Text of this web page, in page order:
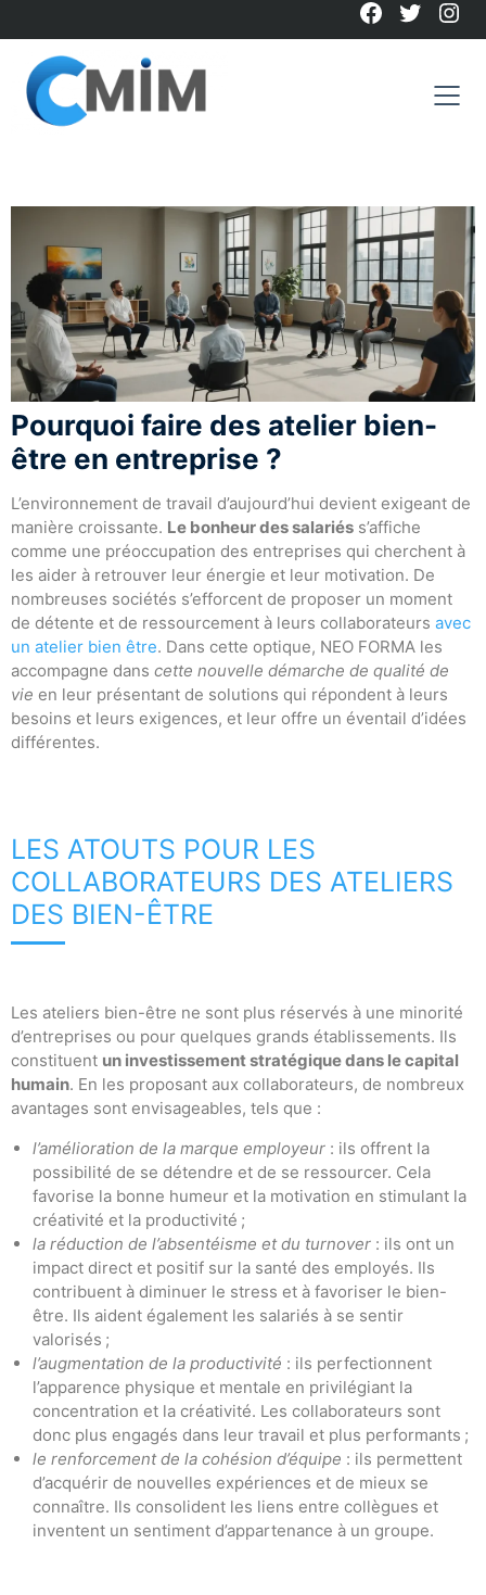
to
content
Facebook
Twitter
Pourquoi faire des atelier bien-
être en entreprise ?
L’environnement de travail d’aujourd’hui devient exigeant de
manière croissante. Le bonheur des salariés s’affiche
comme une préoccupation des entreprises qui cherchent à
les aider à retrouver leur énergie et leur motivation. De
nombreuses sociétés s’efforcent de proposer un moment
de détente et de ressourcement à leurs collaborateurs avec
un atelier bien être. Dans cette optique, NEO FORMA les
accompagne dans cette nouvelle démarche de qualité de
vie en leur présentant de solutions qui répondent à leurs
besoins et leurs exigences, et leur offre un éventail d’idées
différentes.
LES ATOUTS POUR LES
COLLABORATEURS DES ATELIERS
DES BIEN-ÊTRE
Les ateliers bien-être ne sont plus réservés à une minorité
d’entreprises ou pour quelques grands établissements. Ils
constituent un investissement stratégique dans le capital
humain. En les proposant aux collaborateurs, de nombreux
avantages sont envisageables, tels que :
l’amélioration de la marque employeur : ils offrent la
possibilité de se détendre et de se ressourcer. Cela
favorise la bonne humeur et la motivation en stimulant la
créativité et la productivité ;
la réduction de l’absentéisme et du turnover : ils ont un
impact direct et positif sur la santé des employés. Ils
contribuent à diminuer le stress et à favoriser le bien-
être. Ils aident également les salariés à se sentir
valorisés ;
l’augmentation de la productivité : ils perfectionnent
l’apparence physique et mentale en privilégiant la
concentration et la créativité. Les collaborateurs sont
donc plus engagés dans leur travail et plus performants ;
le renforcement de la cohésion d’équipe : ils permettent
d’acquérir de nouvelles expériences et de mieux se
connaître. Ils consolident les liens entre collègues et
inventent un sentiment d’appartenance à un groupe.